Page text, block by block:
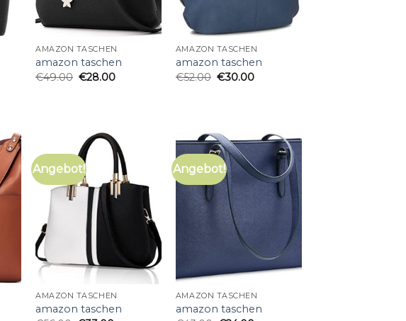
AMAZON TASCHEN
amazon taschen
€49.00 €28.00
AMAZON TASCHEN
amazon taschen
€52.00 €30.00
Angebot!
AMAZON TASCHEN
amazon taschen
Angebot!
AMAZON TASCHEN
amazon taschen